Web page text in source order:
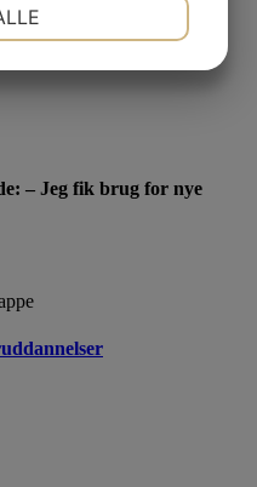
hvis du har selvdisciplin
– Jeg fik brug for nye